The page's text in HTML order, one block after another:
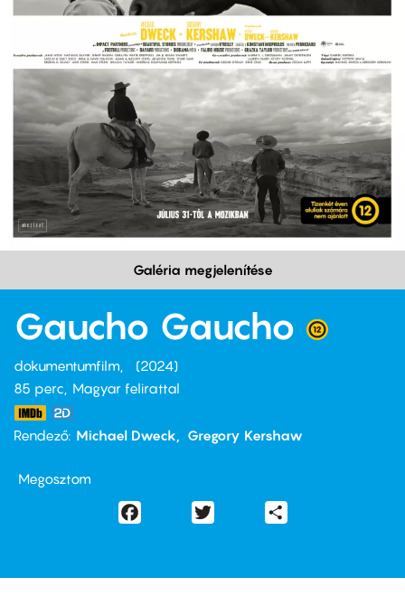
Galéria megjelenítése
Gaucho Gaucho
dokumentumfilm
2024
85 perc,
Magyar felirattal
Rendező Michael Dweck Gregory Kershaw
Megosztom
Facebook